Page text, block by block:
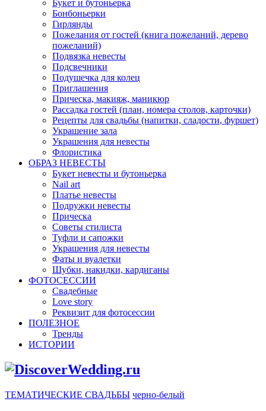
Букет и бутоньерка
Бонбоньерки
Гирлянды
Пожелания от гостей (книга пожеланий, дерево
пожеланий)
Подвязка невесты
Подсвечники
Подушечка для колец
Приглашения
Прическа, макияж, маникюр
Рассадка гостей (план, номера столов, карточки)
Рецепты для свадьбы (напитки, сладости, фуршет)
Украшение зала
Украшения для невесты
Флористика
ОБРАЗ НЕВЕСТЫ
Букет невесты и бутоньерка
Nail art
Платье невесты
Подружки невесты
Прическа
Советы стилиста
Туфли и сапожки
Украшения для невесты
Фаты и вуалетки
Шубки, накидки, кардиганы
ФОТОСЕССИИ
Свадебные
Love story
Реквизит для фотосессии
ПОЛЕЗНОЕ
Тренды
ИСТОРИИ
ТЕМАТИЧЕСКИЕ СВАДЬБЫ черно-белый